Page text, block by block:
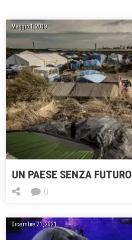
Maggio 1, 2019
UN PAESE SENZA FUTURO
0
Dicembre 21, 2021